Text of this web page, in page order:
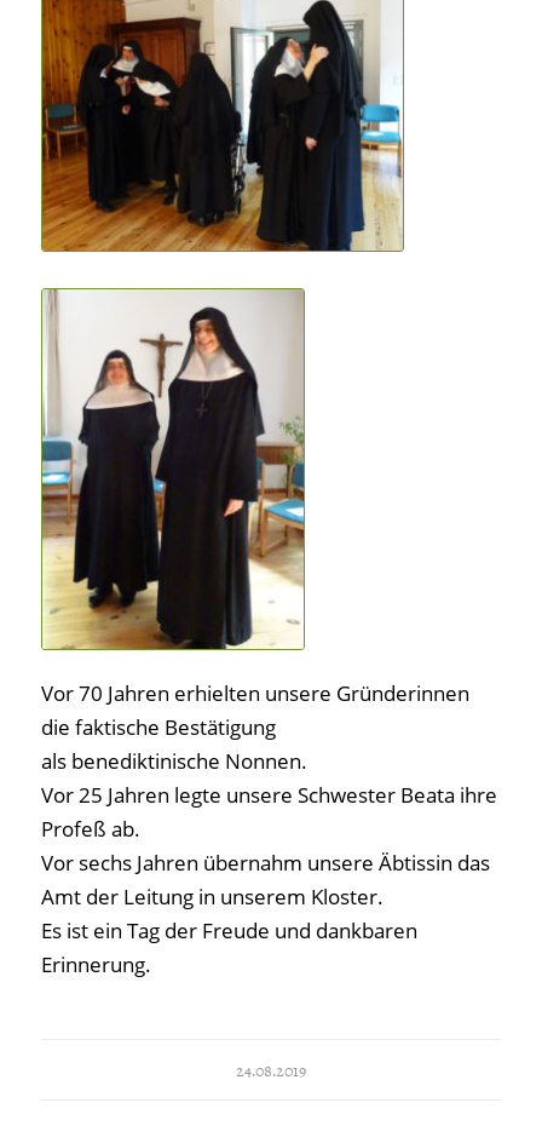
Vor 70 Jahren erhielten unsere Gründerinnen
die faktische Bestätigung
als benediktinische Nonnen.
Vor 25 Jahren legte unsere Schwester Beata ihre
Profeß ab.
Vor sechs Jahren übernahm unsere Äbtissin das
Amt der Leitung in unserem Kloster.
Es ist ein Tag der Freude und dankbaren
Erinnerung.
24.08.2019